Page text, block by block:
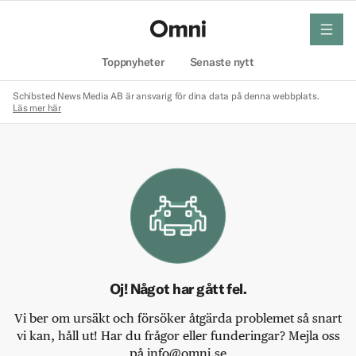
Toppnyheter Senaste nytt
meny
Schibsted News Media AB är ansvarig för dina data på denna webbplats.
Läs mer här
Oj! Något har gått fel.
Vi ber om ursäkt och försöker åtgärda problemet så snart
vi kan, håll ut! Har du frågor eller funderingar? Mejla oss